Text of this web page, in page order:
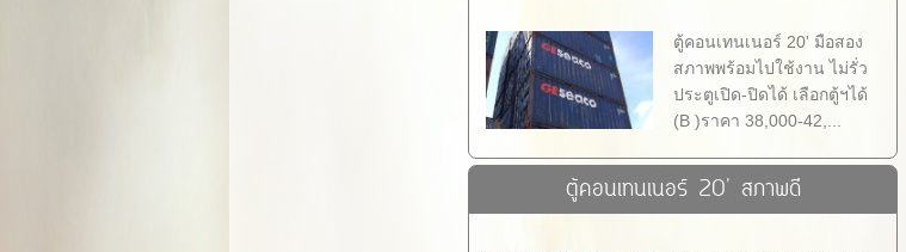
ตู้คอนเทนเนอร์ 20' มือสอง
สภาพพร้อมไปใช้งาน ไม่รั่ว
ประตูเปิด-ปิดได้ เลือกตู้ฯได้
(B )ราคา 38,000-42,...
ตู้คอนเทนเนอร์ 20' สภาพดี